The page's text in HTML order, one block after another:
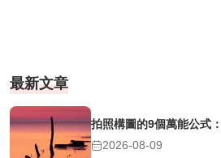
最新文章
拍照構圖的9個萬能公式
2026-08-09